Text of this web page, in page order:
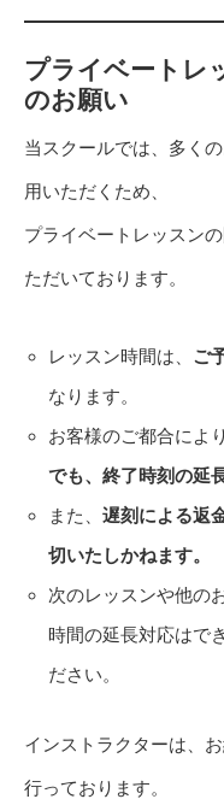
プライベートレ
のお願い
当スクールでは、多く
用いただくため、
プライベートレッスン
ただいております。
レッスン時間は、 ご
なります。
お客様のご都合により
でも、終了時刻の延
また、 遅刻による返
切いたしかねます。
次のレッスンや他の
時間の延長対応はで
ださい。
インストラクターは、
行っております。